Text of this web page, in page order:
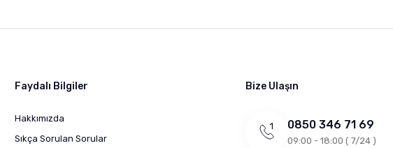
Faydalı Bilgiler
Hakkımızda
Sıkça Sorulan Sorular
Bize Ulaşın
0850 346 71 69
09:00 - 18:00 ( 7/24 )